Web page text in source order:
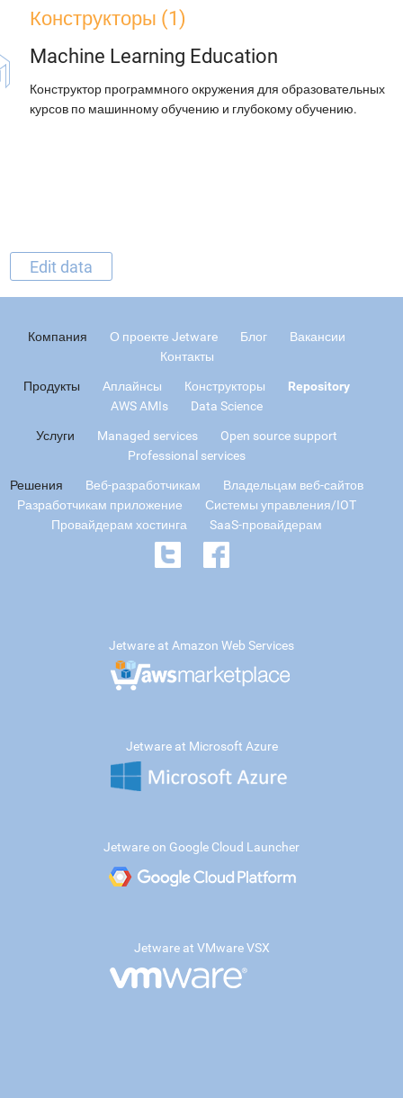
Конструкторы (1)
Machine Learning Education
Конструктор программного окружения для образовательных
курсов по машинному обучению и глубокому обучению.
Edit data
Компания О проекте Jetware Блог
Вакансии
Контакты
Продукты Аплайнсы Конструкторы
Repository
AWS AMIs
Data Science
Услуги Managed services
Open source support
Professional services
Решения Веб-разработчикам
Владельцам веб-сайтов
Разработчикам приложение
Системы управления/IOT
Провайдерам хостинга
SaaS-провайдерам
Jetware at Amazon Web Services
Jetware at Microsoft Azure
Jetware on Google Cloud Launcher
Jetware at VMware VSX